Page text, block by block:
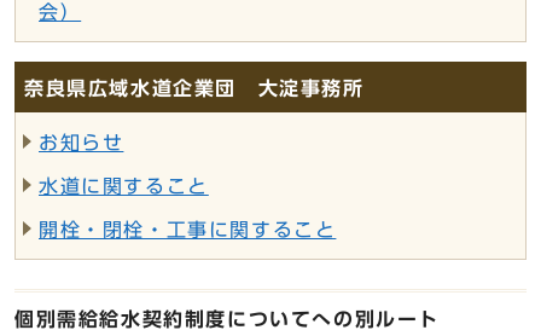
会）
奈良県広域水道企業団 大淀事務所
お知らせ
水道に関すること
開栓・閉栓・工事に関すること
個別需給給水契約制度についてへの別ルート